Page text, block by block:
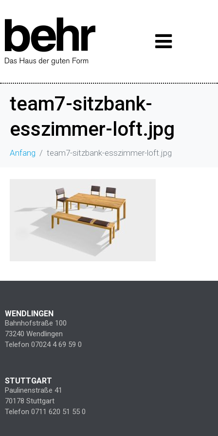
team7-sitzbank-
esszimmer-loft.jpg
Anfang team7-sitzbank-esszimmer-loft.jpg
WENDLINGEN
Bahnhofstraße 100
73240 Wendlingen
Telefon 07024 4 69 59 0
STUTTGART
Paulinenstraße 41
70178 Stuttgart
Telefon 0711 620 51 55 0